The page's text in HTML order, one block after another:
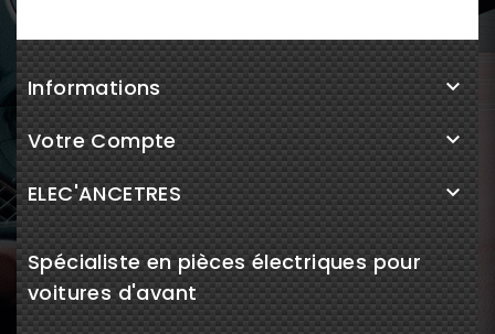
Informations 
Votre Compte 
ELEC'ANCETRES 
Spécialiste en pièces électriques pour
voitures d'avant